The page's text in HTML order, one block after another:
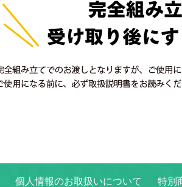
個人情報のお取扱いについて 特別